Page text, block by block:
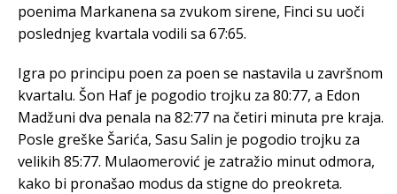
poenima Markanena sa zvukom sirene, Finci su uoči
poslednjeg kvartala vodili sa 67:65.
Igra po principu poen za poen se nastavila u završnom
kvartalu. Šon Haf je pogodio trojku za 80:77, a Edon
Madžuni dva penala na 82:77 na četiri minuta pre kraja.
Posle greške Šarića, Sasu Salin je pogodio trojku za
velikih 85:77. Mulaomerović je zatražio minut odmora,
kako bi pronašao modus da stigne do preokreta.